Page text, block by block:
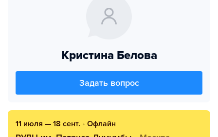
Кристина Белова
Задать вопрос
11 июля — 18 сент. • Офлайн